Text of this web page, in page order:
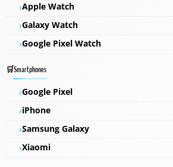
Apple Watch
Galaxy Watch
Google Pixel Watch
Smartphones
Google Pixel
iPhone
Samsung Galaxy
Xiaomi